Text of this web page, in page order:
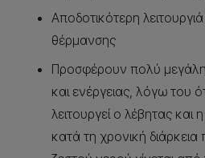
Αποδοτικότερη
θέρμανσης
Προσφέρουν πολύ
και ενέργειας, λόγω του
λειτουργεί ο λέβητας και
κατά τη χρονική